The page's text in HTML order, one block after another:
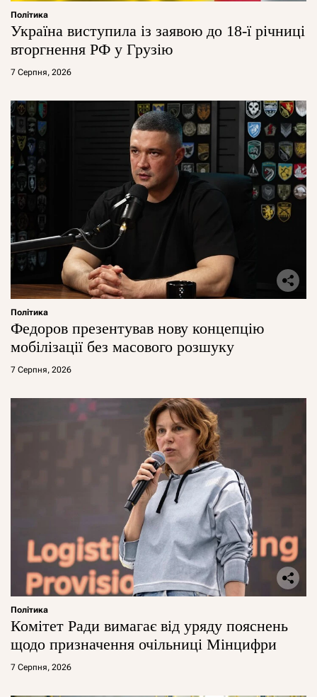
Політика
Україна виступила із заявою до 18-ї річниці
вторгнення РФ у Грузію
7 Серпня, 2026
Політика
Федоров презентував нову концепцію
мобілізації без масового розшуку
7 Серпня, 2026
Політика
Комітет Ради вимагає від уряду пояснень
щодо призначення очільниці Мінцифри
7 Серпня, 2026